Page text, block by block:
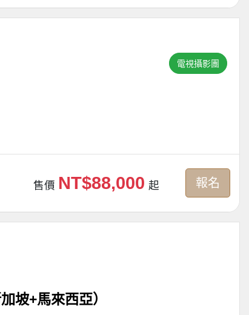
電視攝影團
售價 NT$88,000 起 報名
+馬來西亞）